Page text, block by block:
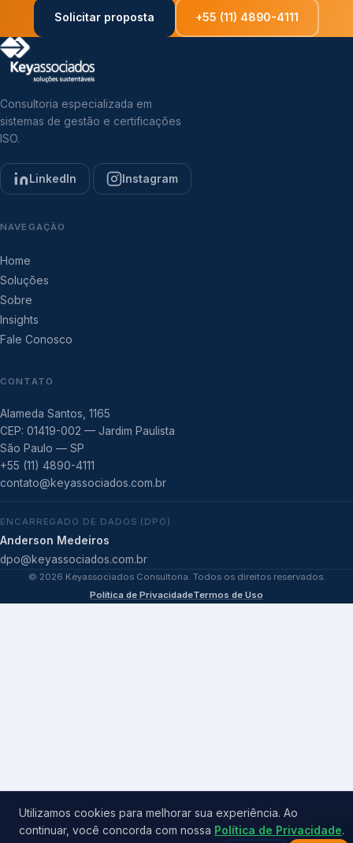
Solicitar proposta +55 (11) 4890-4111
Consultoria especializada em
sistemas de gestão e certificações
ISO.
LinkedIn Instagram
NAVEGAÇÃO
Home
Soluções
Sobre
Insights
Fale Conosco
CONTATO
Alameda Santos, 1165
CEP: 01419-002 — Jardim Paulista
São Paulo — SP
+55 (11) 4890-4111
contato@keyassociados.com.br
ENCARREGADO DE DADOS (DPO)
Anderson Medeiros
dpo@keyassociados.com.br
© 2026 Keyassociados Consultoria. Todos os direitos reservados.
Política de PrivacidadeTermos de Uso
Utilizamos cookies para melhorar sua experiência. Ao
continuar, você concorda com nossa Política de Privacidade.